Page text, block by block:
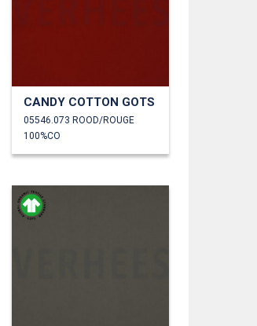
CANDY COTTON GOTS
05546.073 ROOD/ROUGE
100%CO